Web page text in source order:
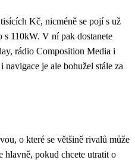
Kč, nicméně se pojí s už
s 110kW. V ní pak dostanete
rádio Composition Media i
je ale bohužel stále za
o které se většině rivalů může
hlavně, pokud chcete utratit o